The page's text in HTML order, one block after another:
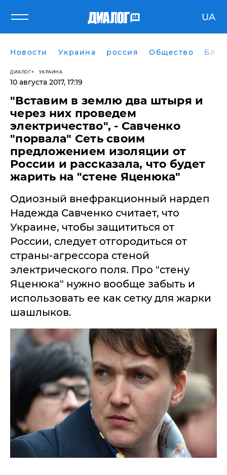
UA
Новости Украина россия Общество
ДИАЛОГ УКРАИНА
10 августа 2017, 17:19
"Вставим в землю два штыря и
через них проведем
электричество", - Савченко
"порвала" Сеть своим
предложением изоляции от
России и рассказала, что будет
жарить на "стене Яценюка"
Одиозный внефракционный нардеп
Надежда Савченко считает, что
Украине, чтобы защититься от
России, следует отгородиться от
страны-агрессора стеной
электрического поля. Про "стену
Яценюка" нужно вообще забыть и
использовать ее как сетку для жарки
шашлыков.